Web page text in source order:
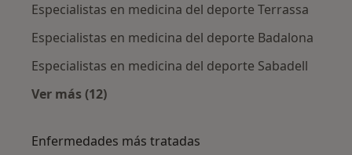
Especialistas en medicina del deporte Terrassa
Especialistas en medicina del deporte Badalona
Especialistas en medicina del deporte Sabadell
Ver más (12)
Enfermedades más tratadas